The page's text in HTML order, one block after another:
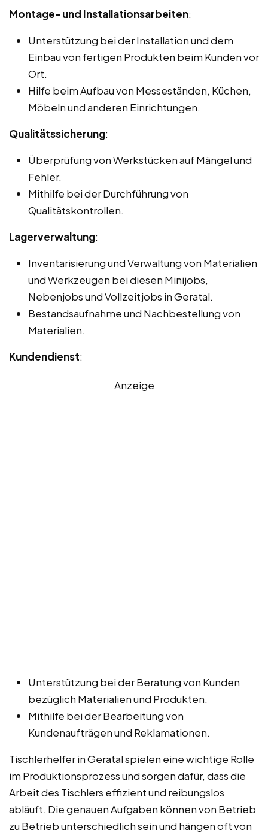
Montage- und Installationsarbeiten:
Unterstützung bei der Installation und dem
Einbau von fertigen Produkten beim Kunden vor
Ort.
Hilfe beim Aufbau von Messeständen, Küchen,
Möbeln und anderen Einrichtungen.
Qualitätssicherung:
Überprüfung von Werkstücken auf Mängel und
Fehler.
Mithilfe bei der Durchführung von
Qualitätskontrollen.
Lagerverwaltung:
Inventarisierung und Verwaltung von Materialien
und Werkzeugen bei diesen Minijobs,
Nebenjobs und Vollzeitjobs in Geratal.
Bestandsaufnahme und Nachbestellung von
Materialien.
Kundendienst:
Anzeige
Unterstützung bei der Beratung von Kunden
bezüglich Materialien und Produkten.
Mithilfe bei der Bearbeitung von
Kundenaufträgen und Reklamationen.
Tischlerhelfer in Geratal spielen eine wichtige Rolle
im Produktionsprozess und sorgen dafür, dass die
Arbeit des Tischlers effizient und reibungslos
abläuft. Die genauen Aufgaben können von Betrieb
zu Betrieb unterschiedlich sein und hängen oft von